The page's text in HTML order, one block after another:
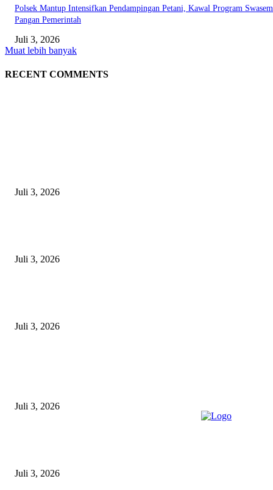
Polsek Mantup Intensifkan Pendampingan Petani, Kawal Program
Pangan Pemerintah
Juli 3, 2026
Muat lebih banyak
RECENT COMMENTS
Juli 3, 2026
Juli 3, 2026
Juli 3, 2026
Juli 3, 2026
Juli 3, 2026